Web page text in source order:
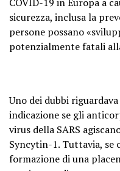
sicurezza, inclusa la
persone possano
potenzialmente fatali
Uno dei dubbi
indicazione se gli
virus della SARS
Syncytin-1. Tuttavia, se
formazione di una